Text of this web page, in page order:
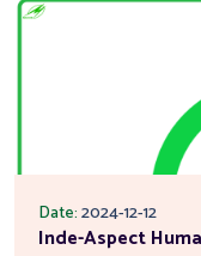
Date:2024-12-12
Inde-Aspect